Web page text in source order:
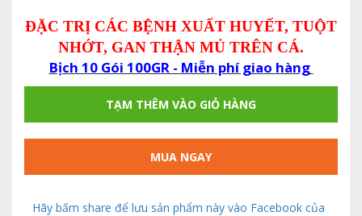
ĐẶC TRỊ CÁC BỆNH XUẤT HUYẾT, TUỘT
NHỚT, GAN THẬN MỦ TRÊN CÁ.
Bịch 10 Gói 100GR - Miễn phí giao hàng
TẠM THÊM VÀO GIỎ HÀNG
MUA NGAY
Hãy bấm share để lưu sản phẩm này vào Facebook của